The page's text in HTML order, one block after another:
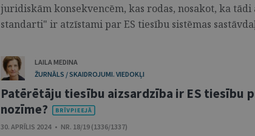
juridiskām konsekvencēm, kas rodas, nosakot, ka
standarti" ir atzīstami par ES tiesību sistēmas
LAILA MEDINA
ŽURNĀLS / SKAIDROJUMI. VIEDOKĻI
Patērētāju tiesību aizsardzība ir ES tiesību
nozīme?
30. APRĪLIS 2024 • NR. 18/19 (1336/1337)